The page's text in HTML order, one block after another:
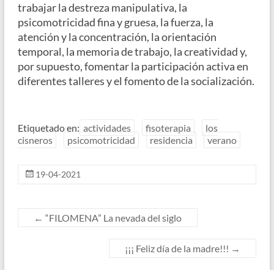
trabajar la destreza manipulativa, la
psicomotricidad fina y gruesa, la fuerza, la
atención y la concentración, la orientación
temporal, la memoria de trabajo, la creatividad y,
por supuesto, fomentar la participación activa en
diferentes talleres y el fomento de la socialización.
Etiquetado en: actividades fisoterapia
los
cisneros
psicomotricidad residencia verano
19-04-2021
← “FILOMENA” La nevada del siglo
¡¡¡ Feliz día de la madre!!! →